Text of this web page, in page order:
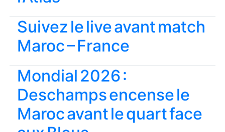
Suivez le live avant match
Maroc – France
Mondial 2026 :
Deschamps encense le
Maroc avant le quart face